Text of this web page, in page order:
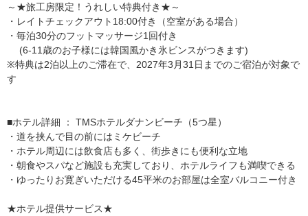
～★旅工房限定！うれしい特典付き★～
・レイトチェックアウト18:00付き（空室がある場合）
・毎泊30分のフットマッサージ1回付き
(6-11歳のお子様には韓国風かき氷ビンスがつきます)
※特典は2泊以上のご滞在で、2027年3月31日までのご宿泊が対象で
す
■ホテル詳細 ： TMSホテルダナンビーチ（5つ星）
・道を挟んで目の前にはミケビーチ
・ホテル周辺には飲食店も多く、街歩きにも便利な立地
・朝食やスパなど施設も充実しており、ホテルライフも満喫できる
・ゆったりお寛ぎいただける45平米のお部屋は全室バルコニー付き
★ホテル提供サービス★